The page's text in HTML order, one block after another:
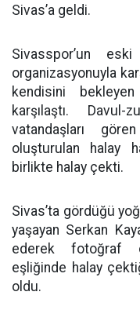
Sivas’a geldi.
Sivasspor’un
organizasyonuyla
kendisini
karşılaştı.
vatandaşları
oluşturulan halay
birlikte halay çekti.
Sivas’ta gördüğü
yaşayan Serkan
ederek fotoğraf
eşliğinde halay
oldu.